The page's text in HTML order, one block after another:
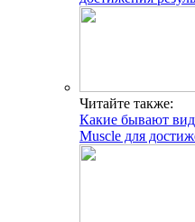
Читайте также:
Какие бывают
Muscle для
ГДЕ ПРОХОДЯТ
ТРЕНИРОВКИ И КАК